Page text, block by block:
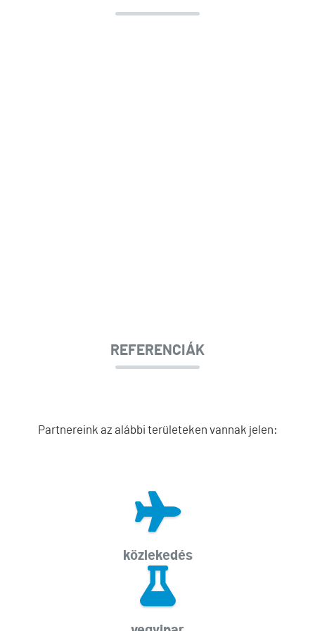
REFERENCIÁK
Partnereink az alábbi területeken vannak jelen:
közlekedés